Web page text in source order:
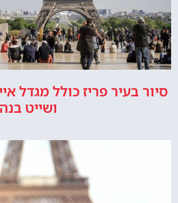
סיור בעיר פריז כולל מגדל
ושייט